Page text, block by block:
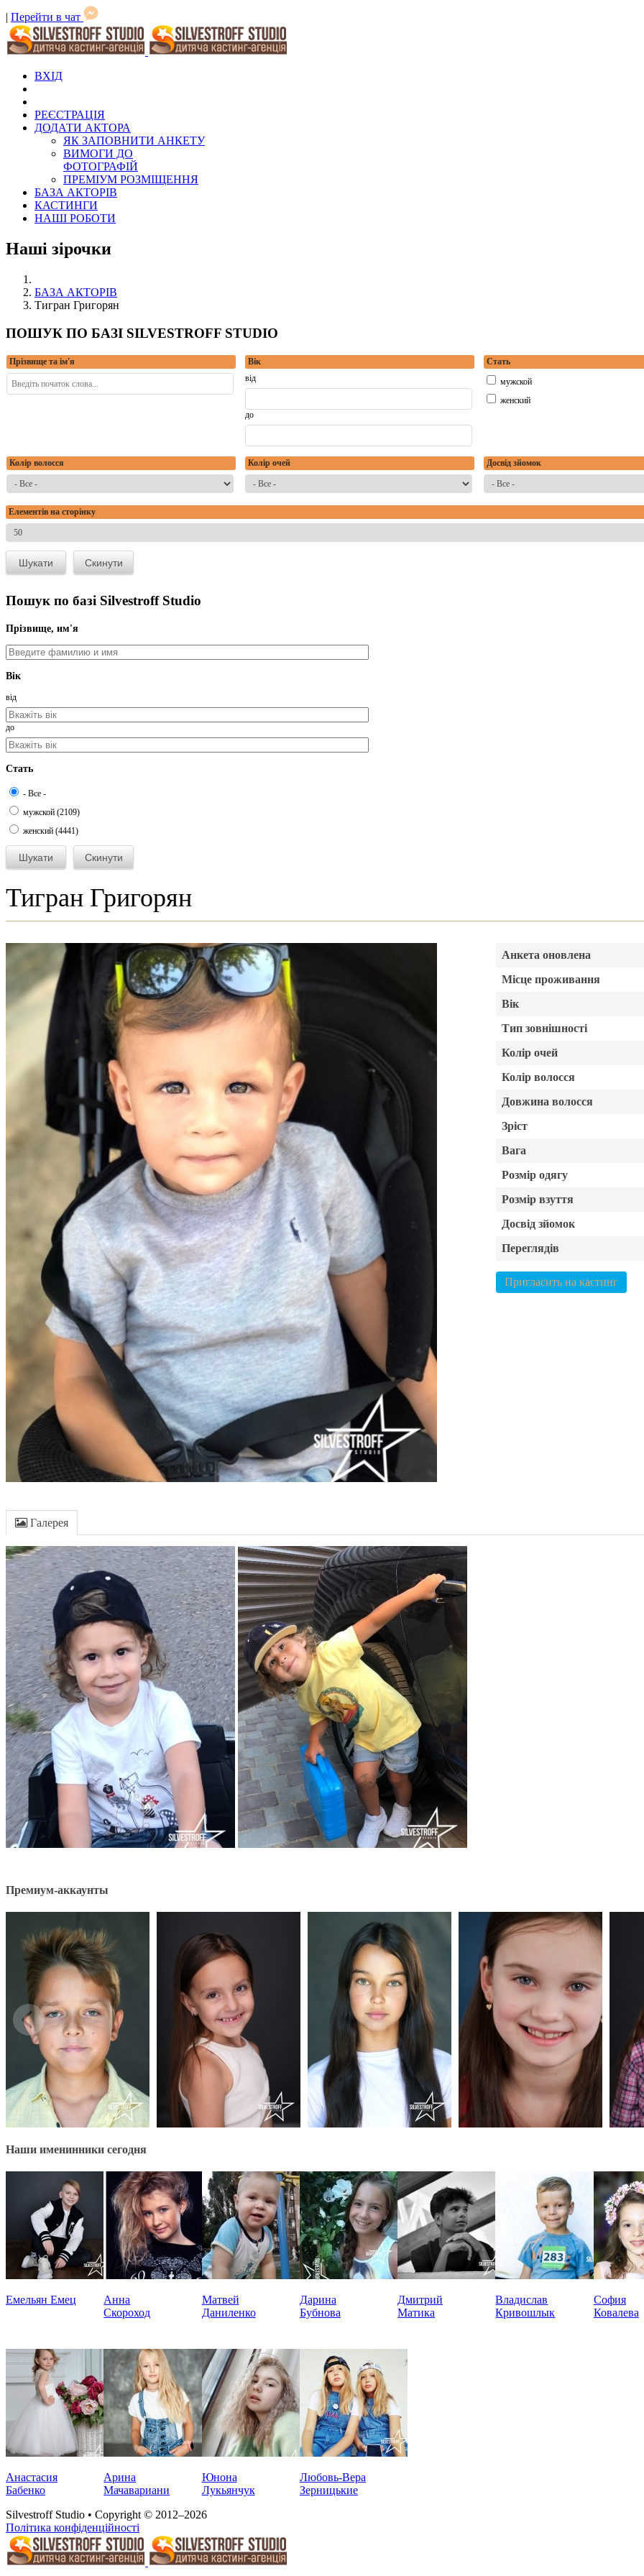
| Перейти в чат
ВХІД
РЕЄСТРАЦІЯ
ДОДАТИ АКТОРА
ЯК ЗАПОВНИТИ АНКЕТУ
ВИМОГИ ДО
ФОТОГРАФІЙ
ПРЕМІУМ РОЗМІЩЕННЯ
БАЗА АКТОРІВ
КАСТИНГИ
НАШІ РОБОТИ
Наші зірочки
БАЗА АКТОРІВ
Тигран Григорян
ПОШУК ПО БАЗІ SILVESTROFF STUDIO
Прізвище та ім'я
Вік
від
до
Стать
мужской
женский
Колір волосся Колір очей Досвід зйомок
Елементів на сторінку
Пошук по базі Silvestroff Studio
Прізвище, им'я
Вік
від
до
Стать
- Все -
мужской (2109)
женский (4441)
Тигран Григорян
Анкета оновлена
Місце проживання
Вік
Тип зовнішності
Колір очей
Колір волосся
Довжина волосся
Зріст
Вага
Розмір одягу
Розмір взуття
Досвід зйомок
Переглядів
Пригласить на кастинг
Галерея
Премиум-аккаунты
Наши именинники сегодня
Емельян Емец
Анна
Скороход
Матвей
Даниленко
Дарина
Бубнова
Дмитрий
Матика
Владислав
Кривошлык
София
Ковалева
Анастасия
Бабенко
Арина
Мачавариани
Юнона
Лукьянчук
Любовь-Вера
Зерницькие
Silvestroff Studio • Copyright © 2012–2026
Політика конфіденційності